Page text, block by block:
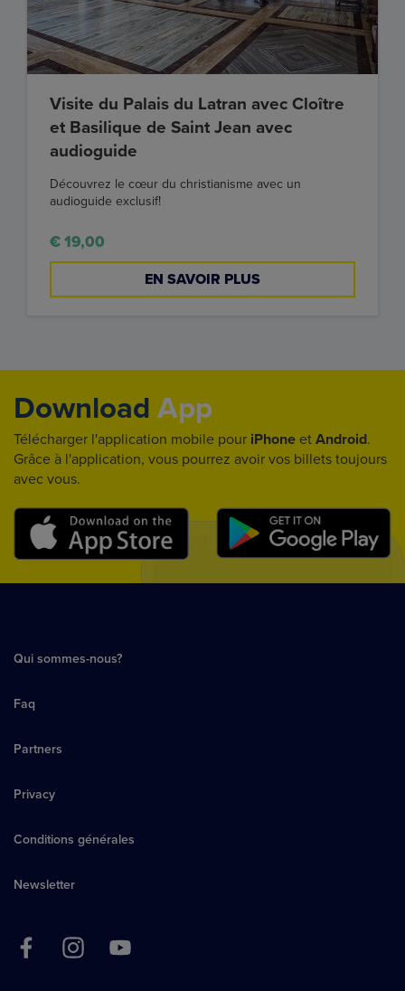
Visite du Palais du Latran avec Cloître
et Basilique de Saint Jean avec
audioguide
Découvrez le cœur du christianisme avec un
audioguide exclusif!
€ 19,00
EN SAVOIR PLUS
Download App
Télécharger l'application mobile pour iPhone et Android.
Grâce à l'application, vous pourrez avoir vos billets toujours
avec vous.
Qui sommes-nous?
Faq
Partners
Privacy
Conditions générales
Newsletter